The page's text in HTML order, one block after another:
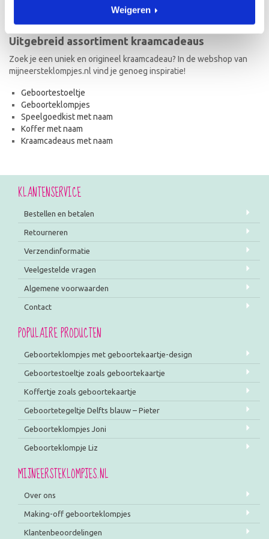
Weigeren
Uitgebreid assortiment kraamcadeaus
Zoek je een uniek en origineel kraamcadeau? In de webshop van
mijneersteklompjes.nl vind je genoeg inspiratie!
Geboortestoeltje
Geboorteklompjes
Speelgoedkist met naam
Koffer met naam
Kraamcadeaus met naam
KLANTENSERVICE
Bestellen en betalen
Retourneren
Verzendinformatie
Veelgestelde vragen
Algemene voorwaarden
Contact
POPULAIRE PRODUCTEN
Geboorteklompjes met geboortekaartje-design
Geboortestoeltje zoals geboortekaartje
Koffertje zoals geboortekaartje
Geboortetegeltje Delfts blauw – Pieter
Geboorteklompjes Joni
Geboorteklompje Liz
MIJNEERSTEKLOMPJES.NL
Over ons
Making-off geboorteklompjes
Klantenbeoordelingen